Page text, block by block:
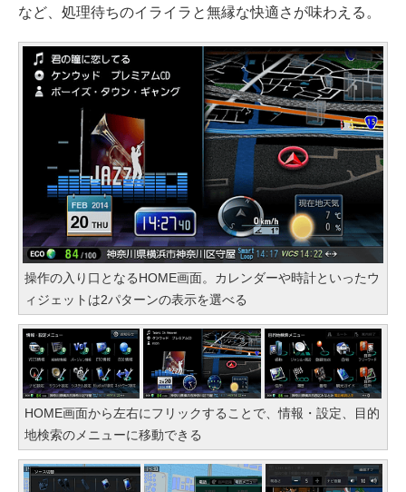
など、処理待ちのイライラと無縁な快適さが味わえる。
操作の入り口となるHOME画面。カレンダーや時計といったウ
ィジェットは2パターンの表示を選べる
HOME画面から左右にフリックすることで、情報・設定、目的
地検索のメニューに移動できる